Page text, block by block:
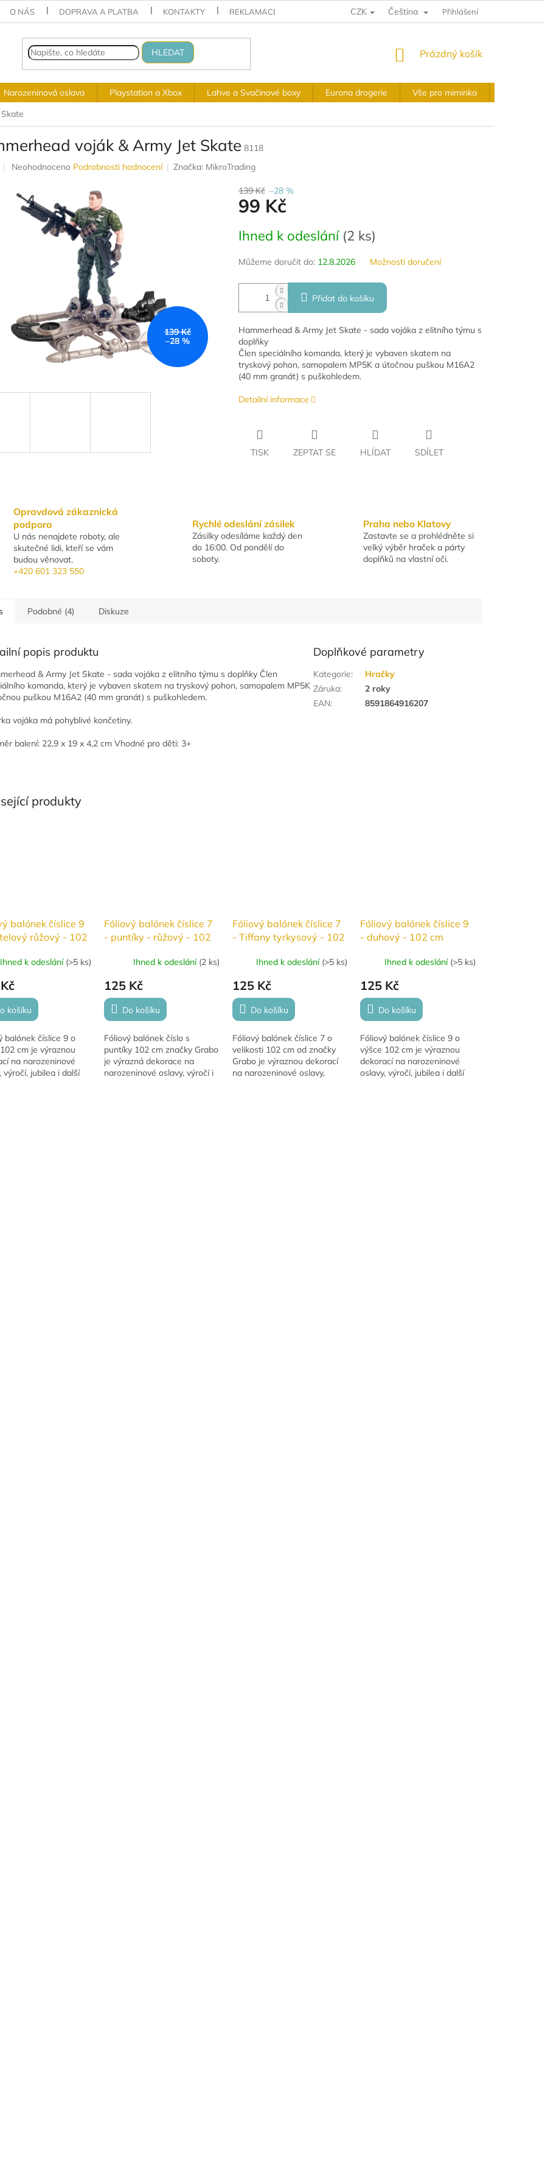
O NÁS DOPRAVA A PLATBA KONTAKTY REKLAMACE A VRÁCENÍ VÝKUPNÍ PODMÍNKY OBCHODNÍ PODMÍNKY
CZK Čeština Přihlášení
HLEDAT
NÁKUPNÍ
Prázdný košík
Narozeninová oslava Playstation a Xbox Lahve a Svačinové boxy Eurona drogerie Vše pro miminka
voják & Army Jet Skate 8118
Průměrné
0,0
Neohodnoceno Podrobnosti hodnocení Značka: MikroTrading
139 Kč
–28 %
139 Kč –28 %
99 Kč
cena:
Ihned k odeslání (2 ks)
Můžeme doručit do: 12.8.2026 Možnosti doručení
Přidat do košíku
Hammerhead & Army Jet Skate - sada vojáka z elitního týmu s
doplňky
Člen speciálního komanda, který je vybaven skatem na
tryskový pohon, samopalem MP5K a útočnou puškou M16A2
(40 mm granát) s puškohledem.
Detailní informace
TISK ZEPTAT SE HLÍDAT SDÍLET
Opravdová zákaznická
podpora
U nás nenajdete roboty, ale
skutečné lidi, kteří se vám
budou věnovat.
+420 601 323 550
Rychlé odeslání zásilek
Zásilky odesíláme každý den
do 16:00. Od pondělí do
soboty.
Praha nebo Klatovy
Zastavte se a prohlédněte si
velký výběr hraček a párty
doplňků na vlastní oči.
produkty
balónek číslice 9
růžový - 102
Ihned k odeslání (>5 ks)
košíku
balónek číslice 9 o
cm je výraznou
na narozeninové
výročí, jubilea i další
Fóliový balónek číslice 7
- puntíky - růžový - 102
Ihned k odeslání (2 ks)
125 Kč
Do košíku
Fóliový balónek číslo s
puntíky 102 cm značky Grabo
je výrazná dekorace na
narozeninové oslavy, výročí i
Fóliový balónek číslice 7
- Tiffany tyrkysový - 102
Ihned k odeslání (>5 ks)
125 Kč
Do košíku
Fóliový balónek číslice 7 o
velikosti 102 cm od značky
Grabo je výraznou dekorací
na narozeninové oslavy,
Fóliový balónek číslice 9
- duhový - 102 cm
Ihned k odeslání (>5 ks)
125 Kč
Do košíku
Fóliový balónek číslice 9 o
výšce 102 cm je výraznou
dekorací na narozeninové
oslavy, výročí, jubilea i další
Podobné (4) Diskuze
popis produktu
& Army Jet Skate - sada vojáka z elitního týmu s doplňky Člen
komanda, který je vybaven skatem na tryskový pohon, samopalem MP5K
puškou M16A2 (40 mm granát) s puškohledem.
vojáka má pohyblivé končetiny.
balení: 22,9 x 19 x 4,2 cm Vhodné pro děti: 3+
Doplňkové parametry
Kategorie:
Hračky
Záruka:
2 roky
EAN: 8591864916207